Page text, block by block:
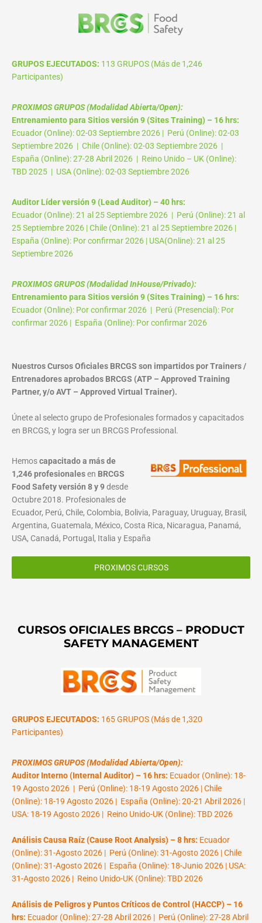
GRUPOS EJECUTADOS: 113 GRUPOS (Más de 1,246
Participantes)
PROXIMOS GRUPOS (Modalidad Abierta/Open):
Entrenamiento para Sitios versión 9 (Sites Training) – 16 hrs:
Ecuador (Online): 02-03 Septiembre 2026 | Perú (Online): 02-03
Septiembre 2026 | Chile (Online): 02-03 Septiembre 2026 |
España (Online): 27-28 Abril 2026 | Reino Unido – UK (Online):
TBD 2025 | USA (Online): 02-03 Septiembre 2026
Auditor Líder versión 9 (Lead Auditor) – 40 hrs:
Ecuador (Online): 21 al 25 Septiembre 2026 | Perú (Online): 21 al
25 Septiembre 2026 | Chile (Online): 21 al 25 Septiembre 2026 |
España (Online): Por confirmar 2026 | USA(Online): 21 al 25
Septiembre 2026
PROXIMOS GRUPOS (Modalidad InHouse/Privado):
Entrenamiento para Sitios versión 9 (Sites Training) – 16 hrs:
Ecuador (Online): Por confirmar 2026 | Perú (Presencial): Por
confirmar 2026 | España (Online): Por confirmar 2026
Nuestros Cursos Oficiales BRCGS son impartidos por Trainers /
Entrenadores aprobados BRCGS (ATP – Approved Training
Partner, y/o AVT – Approved Virtual Trainer).
Únete al selecto grupo de Profesionales formados y capacitados
en BRCGS, y logra ser un BRCGS Professional.
Hemoscapacitado a más de
1,246 profesionalesen BRCGS
Food Safety versión 8 y 9desde
Octubre 2018. Profesionales de
Ecuador, Perú, Chile, Colombia, Bolivia, Paraguay, Uruguay, Brasil,
Argentina, Guatemala, México, Costa Rica, Nicaragua, Panamá,
USA, Canadá, Portugal, Italia y España
PROXIMOS CURSOS
CURSOS OFICIALES BRCGS – PRODUCT
SAFETY MANAGEMENT
GRUPOS EJECUTADOS: 165 GRUPOS (Más de 1,320
Participantes)
PROXIMOS GRUPOS (Modalidad Abierta/Open):
Auditor Interno (Internal Auditor) – 16 hrs: Ecuador (Online): 18-
19 Agosto 2026 | Perú (Online): 18-19 Agosto 2026 | Chile
(Online): 18-19 Agosto 2026 | España (Online): 20-21 Abril 2026 |
USA: 18-19 Agosto 2026 | Reino Unido-UK (Online): TBD 2026
Análisis Causa Raíz (Cause Root Analysis) – 8 hrs: Ecuador
(Online): 31-Agosto 2026 | Perú (Online): 31-Agosto 2026 | Chile
(Online): 31-Agosto 2026 | España (Online): 18-Junio 2026 | USA:
31-Agosto 2026 | Reino Unido-UK (Online): TBD 2026
Análisis de Peligros y Puntos Críticos de Control (HACCP) – 16
hrs: Ecuador (Online): 27-28 Abril 2026 | Perú (Online): 27-28 Abril